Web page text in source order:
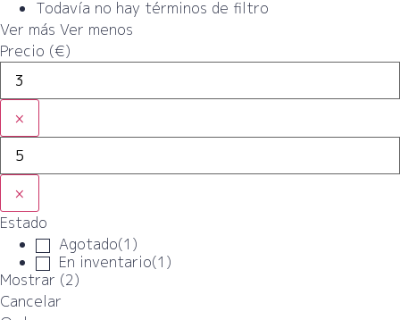
Todavía no hay términos de filtro
Ver más Ver menos
Precio (€)
×
×
Estado
Agotado(1 )
En inventario(1 )
Mostrar (2)
Cancelar